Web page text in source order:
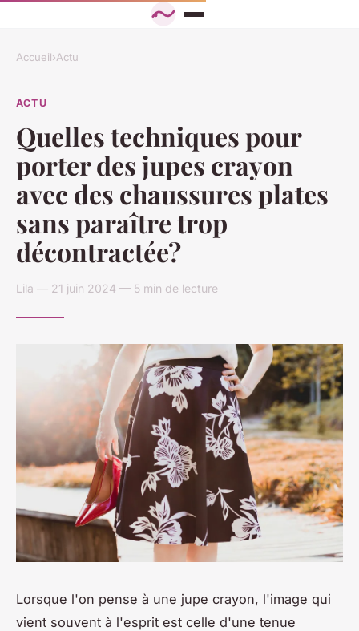
Accueil›Actu
ACTU
Quelles techniques pour
porter des jupes crayon
avec des chaussures plates
sans paraître trop
décontractée?
Lila — 21 juin 2024 — 5 min de lecture
Lorsque l'on pense à une jupe crayon, l'image qui
vient souvent à l'esprit est celle d'une tenue